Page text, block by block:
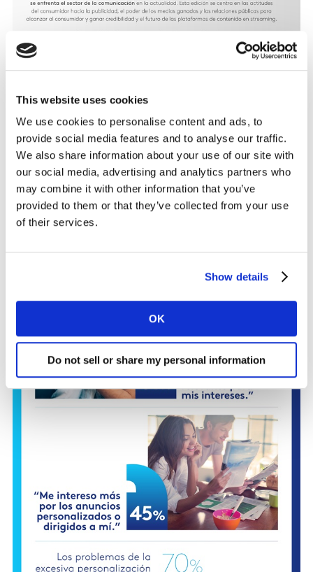
This website uses cookies
We use cookies to personalise content and ads, to
provide social media features and to analyse our traffic.
We also share information about your use of our site with
our social media, advertising and analytics partners who
may combine it with other information that you’ve
provided to them or that they’ve collected from your use
of their services.
Show details
OK
Do not sell or share my personal information